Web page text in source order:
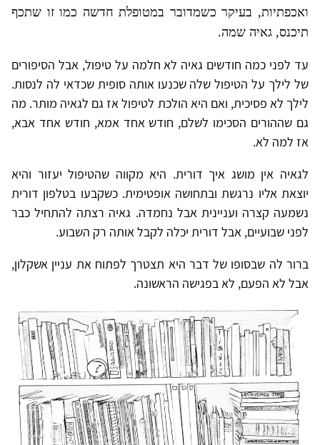
ואכפתיות, בעיקר כשמדובר במטופלת חדשה כמו זו שתכף
תיכנס, גאיה שמה.
עד לפני כמה חודשים גאיה לא חלמה על טיפול, אבל הסיפורים
של לילך על הטיפול שלה שכנעו אותה סופית שכדאי לה לנסות.
לילך לא פסיכית, ואם היא הולכת לטיפול אז גם לגאיה מותר. מה
גם שההורים הסכימו לשלם, חודש אחד אמא, חודש אחד אבא,
אז למה לא.
לגאיה אין מושג איך דורית. היא מקווה שהטיפול יעזור והיא
יוצאת אליו נרגשת ובתחושה אופטימית. כשקבעו בטלפון דורית
נשמעה קצרה ועניינית אבל נחמדה. גאיה רצתה להתחיל כבר
לפני שבועיים, אבל דורית יכלה לקבל אותה רק השבוע.
ברור לה שבסופו של דבר היא תצטרך לפתוח את עניין אשקלון,
אבל לא הפעם, לא בפגישה הראשונה.